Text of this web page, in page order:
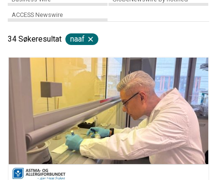
ACCESS Newswire
34 Søkeresultat naaf